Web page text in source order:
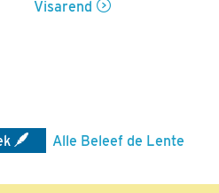
Visarend
Alle Beleef de Lente